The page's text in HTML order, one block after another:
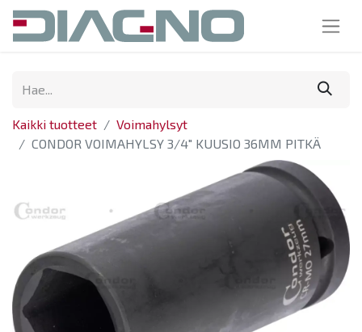
Kaikki tuotteet
Voimahylsyt
CONDOR VOIMAHYLSY 3/4" KUUSIO 36MM PITKÄ